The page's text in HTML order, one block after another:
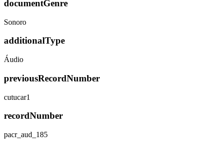
documentGenre
Sonoro
additionalType
Áudio
previousRecordNumber
cutucar1
recordNumber
pacr_aud_185